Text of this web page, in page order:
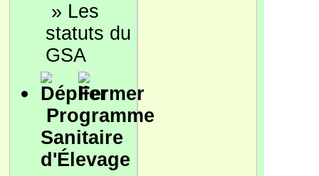
» Les
statuts du
GSA
Programme
Sanitaire
d'Élevage